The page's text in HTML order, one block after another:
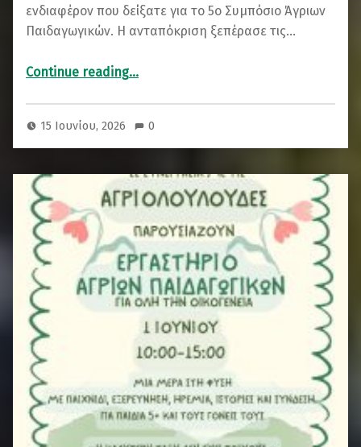
ενδιαφέρον που δείξατε για το 5ο Συμπόσιο Άγριων
Παιδαγωγικών. Η ανταπόκριση ξεπέρασε τις…
Continue reading“Ολοκληρώθηκαν οι εγγραφές για το 5ο Συμπόσιο Άγριων Παιδαγωγικών”
…
15 Ιουνίου, 2026 0